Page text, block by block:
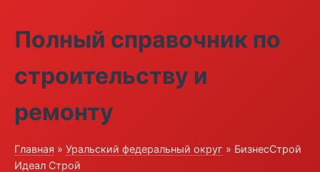
Полный справочник по
строительству и
ремонту
Главная » Уральский федеральный округ » БизнесСтрой
Идеал Строй